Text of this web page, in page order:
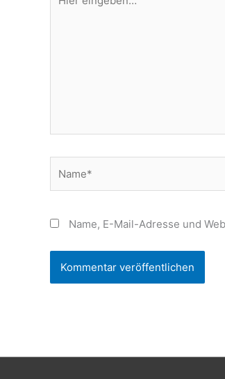
eingeben…
Name, E-Mail-Adresse und